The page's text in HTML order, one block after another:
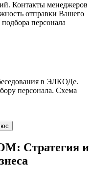
Контакты менеджеров
отправки Вашего
персонала
в ЭЛКОДе.
персонала. Схема
Стратегия и